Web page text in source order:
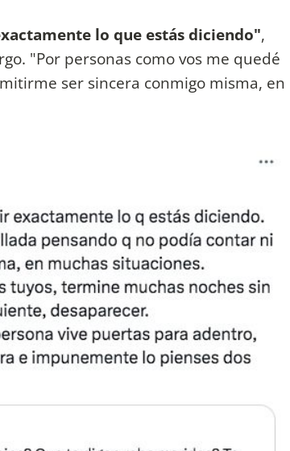
lo que estás diciendo",
"Por personas como vos me quedé
ser sincera conmigo misma, en